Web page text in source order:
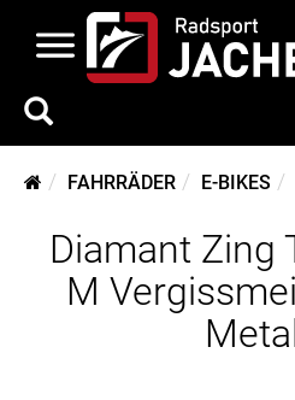
FAHRRÄDER E-BIKES
Diamant Zing
M